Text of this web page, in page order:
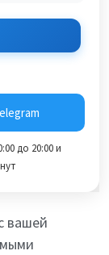
до 20:00 и
вашей